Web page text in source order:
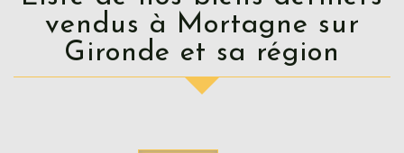
vendus à Mortagne sur
Gironde et sa région